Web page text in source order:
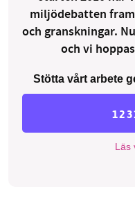
miljödebatten
och granskningar.
och vi
Stötta vårt arbete
Läs